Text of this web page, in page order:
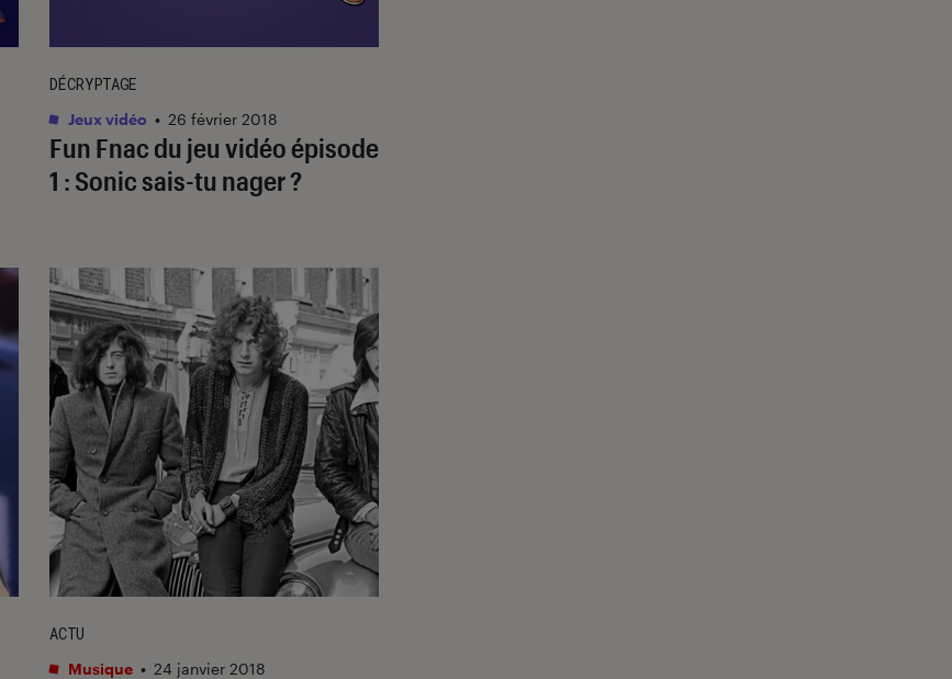
Fun Fnac du jeu vidéo épisode
1 : Sonic sais-tu nager ?
DÉCRYPTAGE
Jeux vidéo • 26 février 2018
ACTU
Musique • 24 janvier 2018